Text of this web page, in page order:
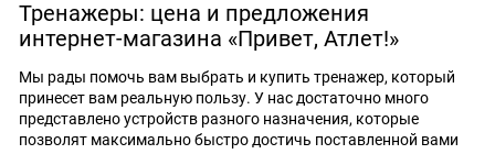
Тренажеры: цена и предложения
интернет-магазина «Привет, Атлет!»
Мы рады помочь вам выбрать и купить тренажер, который
принесет вам реальную пользу. У нас достаточно много
представлено устройств разного назначения, которые
позволят максимально быстро достичь поставленной вами